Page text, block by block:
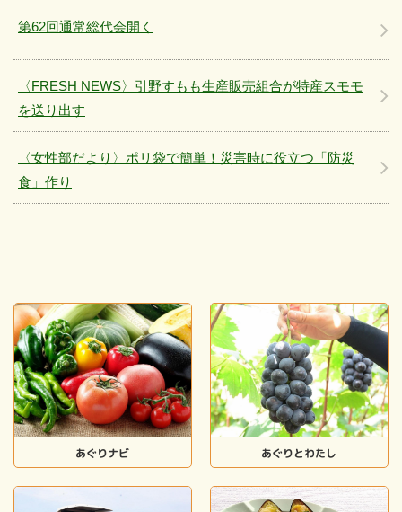
第62回通常総代会開く
〈FRESH NEWS〉引野すもも生産販売組合が特産スモモ
を送り出す
〈女性部だより〉ポリ袋で簡単！災害時に役立つ「防災
食」作り
あぐりナビ あぐりとわたし